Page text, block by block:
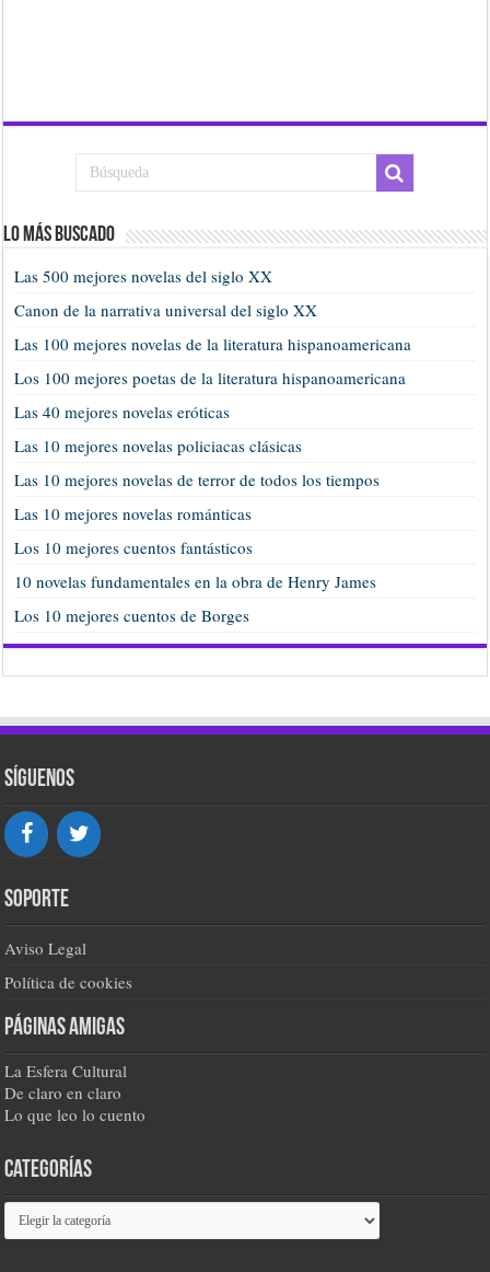
Lo más buscado
Las 500 mejores novelas del siglo XX
Canon de la narrativa universal del siglo XX
Las 100 mejores novelas de la literatura hispanoamericana
Los 100 mejores poetas de la literatura hispanoamericana
Las 40 mejores novelas eróticas
Las 10 mejores novelas policiacas clásicas
Las 10 mejores novelas de terror de todos los tiempos
Las 10 mejores novelas románticas
Los 10 mejores cuentos fantásticos
10 novelas fundamentales en la obra de Henry James
Los 10 mejores cuentos de Borges
Síguenos
Soporte
Aviso Legal
Política de cookies
Páginas amigas
La Esfera Cultural
De claro en claro
Lo que leo lo cuento
Categorías
Categorías